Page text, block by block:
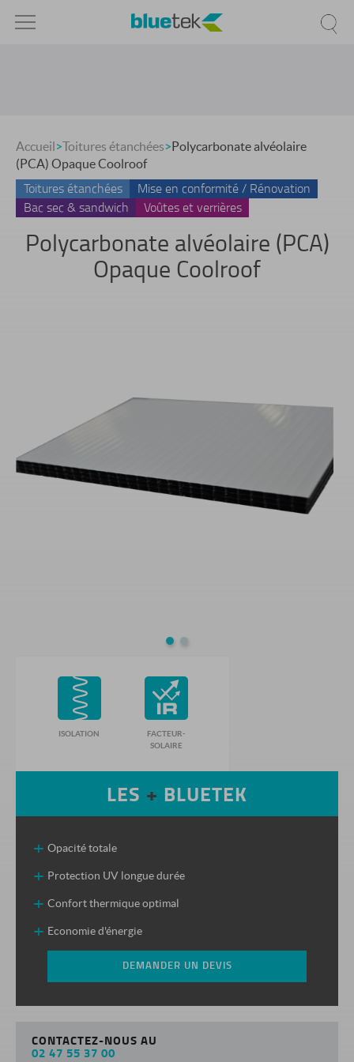
Accueil>Toitures étanchées>Polycarbonate alvéolaire
(PCA) Opaque Coolroof
Toitures étanchées
Mise en conformité / Rénovation
Bac sec & sandwich
Voûtes et verrières
Polycarbonate alvéolaire (PCA)
Opaque Coolroof
ISOLATION
FACTEUR-
SOLAIRE
LES + BLUETEK
Opacité totale
Protection UV longue durée
Confort thermique optimal
Economie d'énergie
DEMANDER UN DEVIS
CONTACTEZ-NOUS AU
02 47 55 37 00